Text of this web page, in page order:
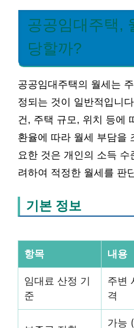
공공임대주택,
당할까?
공공임대주택의 월세는
정되는 것이 일반적입니
건, 주택 규모, 위치 등에
환율에 따라 월세 부담을
요한 것은 개인의 소득
려하여 적정한 월세를 판
기본 정보
항목 내용
임대료 산정 기
준
주변
격
가능